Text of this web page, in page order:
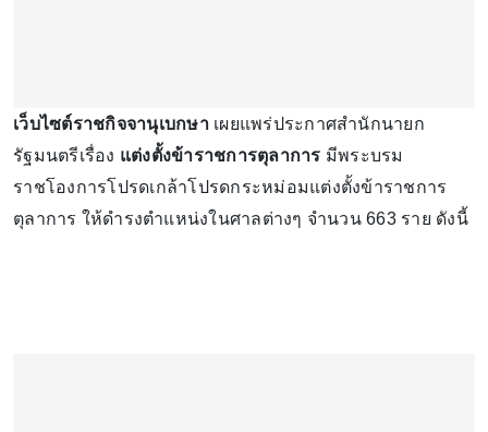
เว็บไซต์ราชกิจจานุเบกษา เผยแพร่ประกาศสำนักนายก
รัฐมนตรีเรื่อง แต่งตั้งข้าราชการตุลาการ มีพระบรม
ราชโองการโปรดเกล้าโปรดกระหม่อมแต่งตั้งข้าราชการ
ตุลาการ ให้ดำรงตำแหน่งในศาลต่างๆ จำนวน 663 ราย ดังนี้